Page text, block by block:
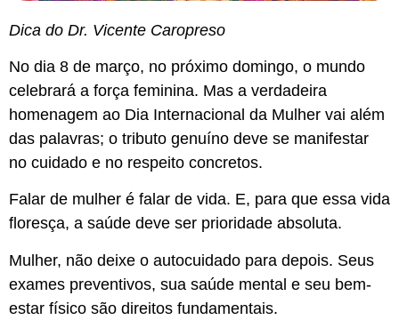
Dica do Dr. Vicente Caropreso
No dia 8 de março, no próximo domingo, o mundo
celebrará a força feminina. Mas a verdadeira
homenagem ao Dia Internacional da Mulher vai além
das palavras; o tributo genuíno deve se manifestar
no cuidado e no respeito concretos.
Falar de mulher é falar de vida. E, para que essa vida
floresça, a saúde deve ser prioridade absoluta.
Mulher, não deixe o autocuidado para depois. Seus
exames preventivos, sua saúde mental e seu bem-
estar físico são direitos fundamentais.